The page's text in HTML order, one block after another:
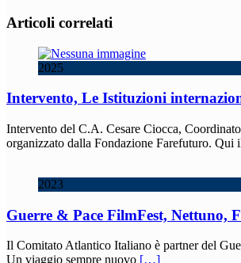
Articoli correlati
2025
Intervento, Le Istituzioni
Intervento del C.A. Cesare Ciocca,
organizzato dalla Fondazione Farefuturo. Qui
2023
Guerre & Pace FilmFest, Nettuno,
Il Comitato Atlantico Italiano è partner del
Un viaggio sempre nuovo […]